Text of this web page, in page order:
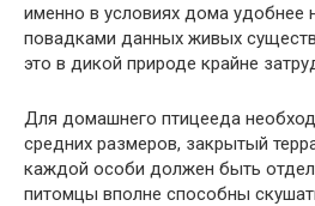
именно в условиях дома удобнее
повадками данных живых
это в дикой природе крайне
Для домашнего птицееда
средних размеров, закрытый
каждой особи должен быть
питомцы вполне способны